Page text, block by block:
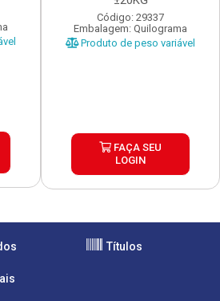
Código: 29337
Embalagem: Quilograma
Produto de peso variável
FAÇA SEU
LOGIN
Títulos